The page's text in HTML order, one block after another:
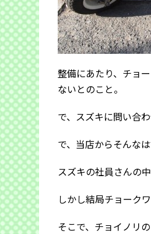
整備にあたり、チョ
ないとのこと。
で、スズキに問い合
で、当店からそんな
スズキの社員さんの
しかし結局チョーク
そこで、チョイノリ